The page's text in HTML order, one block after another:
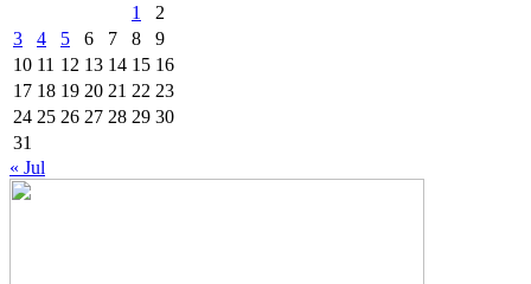
1
2
3
4 5 6 7 8
9
10 11 12 13 14 15 16
17 18 19 20 21 22 23
24 25 26 27 28 29 30
31
« Jul